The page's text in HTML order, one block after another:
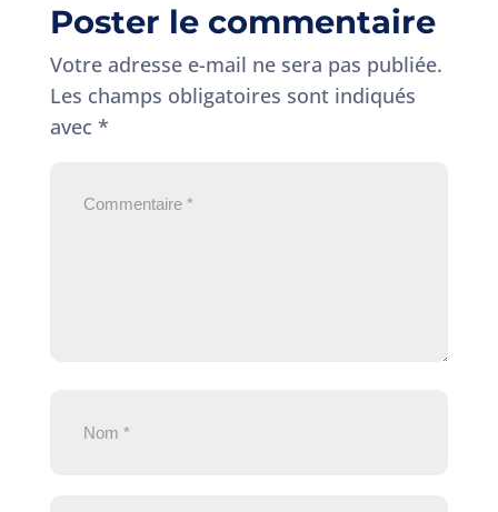
Poster le commentaire
Votre adresse e-mail ne sera pas publiée.
Les champs obligatoires sont indiqués
avec *